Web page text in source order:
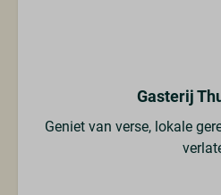
Gasterij
Geniet van verse, lokale